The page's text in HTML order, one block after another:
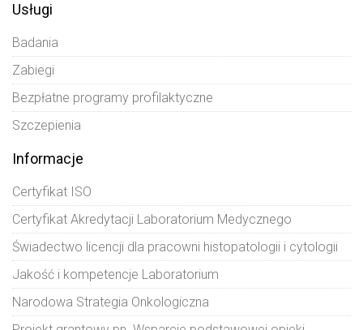
Usługi
Badania
Zabiegi
Bezpłatne programy profilaktyczne
Szczepienia
Informacje
Certyfikat ISO
Certyfikat Akredytacji Laboratorium Medycznego
Świadectwo licencji dla pracowni histopatologii i cytologii
Jakość i kompetencje Laboratorium
Narodowa Strategia Onkologiczna